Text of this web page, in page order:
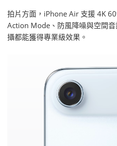
拍片方面，iPhone Air 支援 4K
Action Mode、防風降噪與空間
攝都能獲得專業級效果。